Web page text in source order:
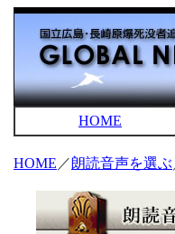
HOME
HOME ／朗読音声を選ぶ